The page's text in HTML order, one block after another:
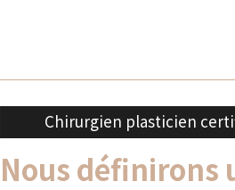
Chirurgien plasticien
Nous définirons